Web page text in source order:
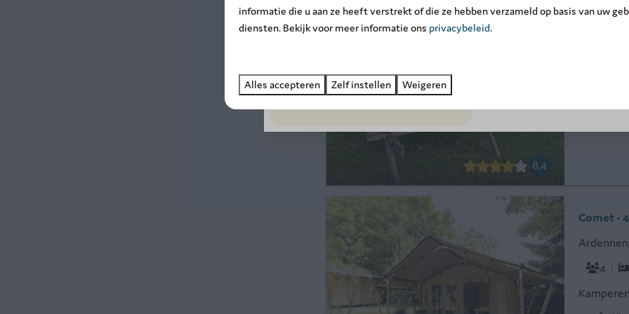
8,4
De Fiji
Comet -
4
septemberen profiteer van
exclusieve kortingen
tot wel -
informatie die u aan ze heeft verstrekt of die ze hebben verzameld op basis van uw
diensten. Bekijk voor meer informatie ons privacybeleid.
Alles accepteren Zelf instellen Weigeren